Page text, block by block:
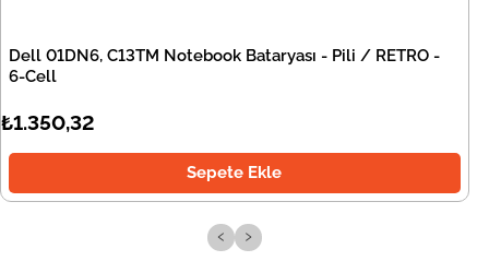
Dell 01DN6, C13TM Notebook Bataryası - Pili / RETRO -
6-Cell
₺1.350,32
Sepete Ekle
‹ ›